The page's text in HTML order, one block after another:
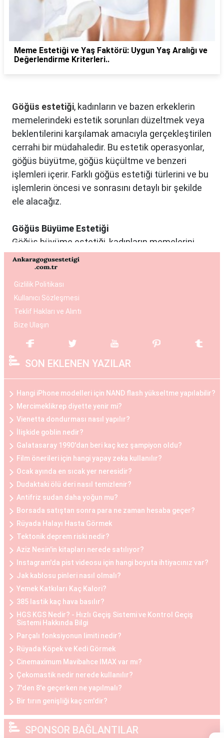
Meme Estetiği ve Yaş Faktörü: Uygun Yaş Aralığı ve
Değerlendirme Kriterleri..
Göğüs estetiği, kadınların ve bazen erkeklerin
memelerindeki estetik sorunları düzeltmek veya
beklentilerini karşılamak amacıyla gerçekleştirilen
cerrahi bir müdahaledir. Bu estetik operasyonlar,
göğüs büyütme, göğüs küçültme ve benzeri
işlemleri içerir. Farklı göğüs estetiği türlerini ve bu
işlemlerin öncesi ve sonrasını detaylı bir şekilde
ele alacağız.
Göğüs Büyüme Estetiği
Göğüs büyüme estetiği, kadınların memelerini
istedikleri boyuta getirmek ve vücut oranlarını
dengelemek istedikleri durumlarda tercih edilen
bir estetik operasyondur. Bu işlemde genellikle
silikon veya tuzlu su dolu implantlar kullanılır.
Operasyon, hasta ile cerrah arasında yapılan
detaylı bir değerlendirme sonucunda kişiye özel
çekici bir görünüm elde etmek isteyen kadınlar
arasında popülerdir.
Göğüs Küçültme Estetiği
Büyük göğüslerin neden olduğu fiziksel
rahatsızlıklar veya estetik kaygılar nedeniyle bazı
kadınlar, göğüs küçültme estetiğini tercih
edebilirler. Bu operasyon, göğüs dokusunun ve
yağın çıkarılması ile gerçekleştirilir. Göğüs
küçültme estetiği, sırt ve boyun ağrılarını
hafifletmek, postürü düzeltmek ve günlük yaşam
kalitesini artırmak isteyen kadınlar arasında
oldukça yaygındır.
Göğüs Küçültme ve Büyütme Öncesi ve Sonrası
Göğüs estetiği operasyonları öncesinde ve
sonrasında belirli adımlar takip edilir. Operasyon
öncesinde, hasta ile detaylı bir görüşme yapılır,
beklentiler belirlenir ve uygun bir planlama yapılır.
Operasyon sonrasında ise hasta, iyileşme
sürecine uygun olarak belirli bir süre doktorun
önerdiği yönergeleri takip etmelidir. Her iki
durumda da hasta, cerrahi müdahalenin etkilerini
tam olarak deneyimleyebilmesi için doktorun
önerilerine uymalıdır.
Göğüs Estetiği Ne Kadar?
Göğüs estetiği fiyatları, çeşitli faktörlere bağlı
olarak değişiklik gösterir. Bu faktörler arasında
Gizlilik Politikası
Kullanıcı Sözleşmesi
Teklif Hakları ve Alıntı
Bize Ulaşın
SON EKLENEN YAZILAR
Hangi iPhone modelleri için NAND flash yükseltme yapılabilir?
Mercimeklikrep diyette yenir mi?
Vienetta dondurması nasıl yapılır?
İlişkide goblin nedir?
Galatasaray 1990'dan beri kaç kez şampiyon oldu?
Film önerileri için hangi yapay zeka kullanılır?
Ocak ayında en sıcak yer neresidir?
Dudaktaki ölü deri nasıl temizlenir?
Antifriz sudan daha yoğun mu?
Borsada satıştan sonra para ne zaman hesaba geçer?
Rüyada Halayı Hasta Görmek
Tektonik deprem riski nedir?
Aziz Nesin'in kitapları nerede satılıyor?
Instagram'da pist videosu için hangi boyuta ihtiyacınız var?
Jak kablosu pinleri nasıl olmalı?
Yemek Katkıları Kaç Kalori?
385 lastik kaç hava basılır?
HGS KGS Nedir? - Hızlı Geçiş Sistemi ve Kontrol Geçiş
Sistemi Hakkında Bilgi
Parçalı fonksiyonun limiti nedir?
Rüyada Köpek ve Kedi Görmek
Cinemaximum Mavibahce IMAX var mı?
Çekomastik nedir nerede kullanılır?
7'den 8'e geçerken ne yapılmalı?
Bir tırın genişliği kaç cm'dir?
SPONSOR BAĞLANTILAR